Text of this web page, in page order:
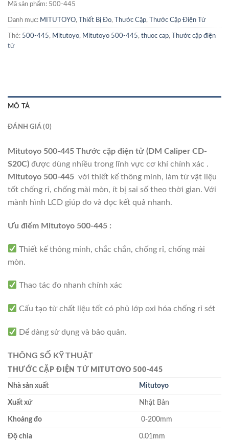
Mã sản phẩm: 500-445
Danh mục: MITUTOYO, Thiết Bị Đo, Thước Cặp, Thước Cặp Điện Tử
Thẻ: 500-445, Mitutoyo, Mitutoyo 500-445, thuoc cap,
Thước cặp điện
tử
MÔ TẢ
ĐÁNH GIÁ (0)
Mitutoyo 500-445 Thước cặp điện tử (DM Caliper CD-
S20C) được dùng nhiều trong lĩnh vực cơ khí chính xác .
Mitutoyo 500-445 với thiết kế thông minh, làm từ vật liệu
tốt chống rỉ, chống mài mòn, ít bị sai số theo thời gian. Với
mành hình LCD giúp đo và đọc kết quả nhanh.
Ưu điểm Mitutoyo 500-445 :
Thiết kế thông minh, chắc chắn, chống rỉ, chống mài
mòn.
Thao tác đo nhanh chính xác
Cấu tạo từ chất liệu tốt có phủ lớp oxi hóa chống rỉ sét
Dể dàng sử dụng và bảo quản.
THÔNG SỐ KỸ THUẬT
THƯỚC CẶP ĐIỆN TỬ MITUTOYO 500-445
Nhà sản xuất Mitutoyo
Xuất xứ Nhật Bản
Khoảng đo 0-200mm
Độ chia 0.01mm